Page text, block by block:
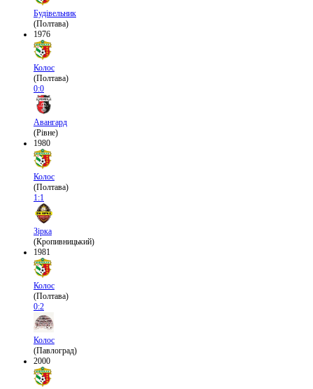
Будівельник
(Полтава)
1976
Колос
(Полтава)
0:0
Авангард
(Рівне)
1980
Колос
(Полтава)
1:1
Зірка
(Кропивницький)
1981
Колос
(Полтава)
0:2
Колос
(Павлоград)
2000